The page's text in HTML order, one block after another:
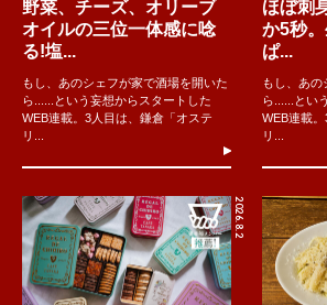
野菜、チーズ、オリーブ
オイルの三位一体感に唸
る!塩...
もし、あのシェフが家で酒場を開いた
ら......という妄想からスタートした
WEB連載。3人目は、鎌倉「オステ
リ...
ほぼ刺
か5秒
ぱ...
もし、あの
ら......とい
WEB連載
リ...
2026.8.2